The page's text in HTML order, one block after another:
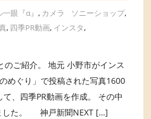
一眼『α』, カメラ ソニーショップ,
, 四季PR動画, インスタ,
ご紹介。 地元 小野市がインス
めぐり」で投稿された写真1600
、四季PR動画を作成。 その中
した。 神戸新聞NEXT […]